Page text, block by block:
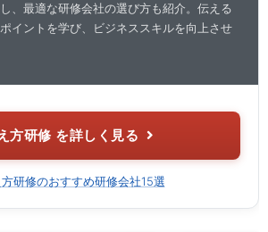
、最適な研修会社の選び方も紹介。伝える
イントを学び、ビジネススキルを向上させ
方研修 を詳しく見る
研修のおすすめ研修会社15選